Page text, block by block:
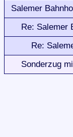
Salemer
Re: Salemer
Re:
Sonderzug